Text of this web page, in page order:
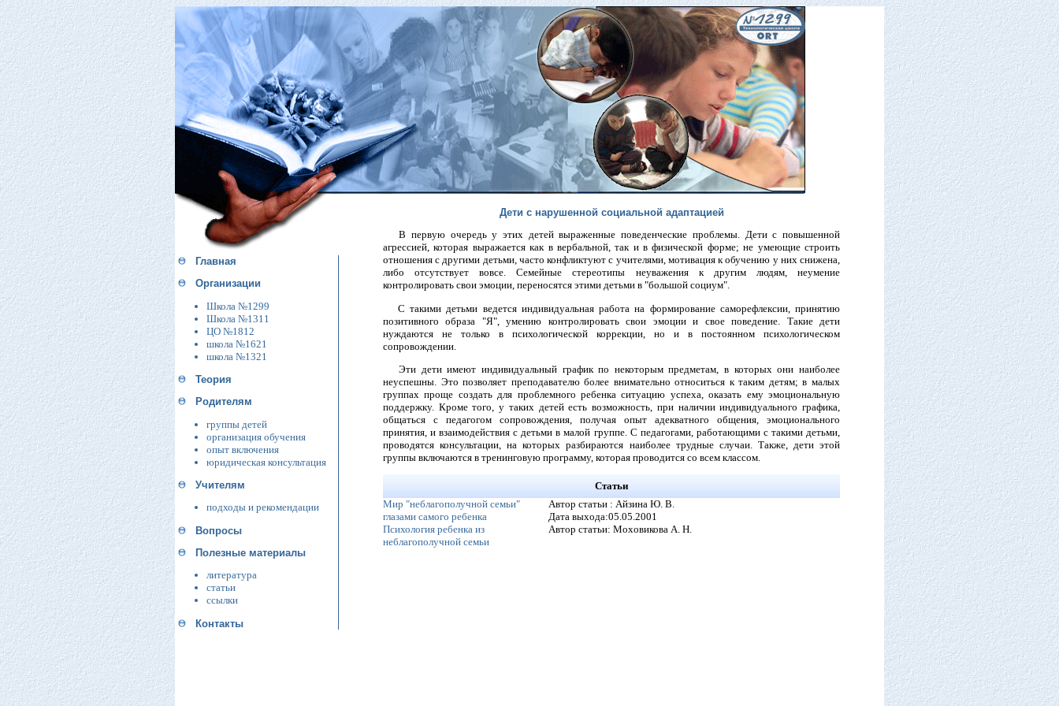
Главная
Организации
Школа №1299
Школа №1311
ЦО №1812
школа №1621
школа №1321
Теория
Родителям
группы детей
организация обучения
опыт включения
юридическая консультация
Учителям
подходы и рекомендации
Вопросы
Полезные материалы
литература
статьи
ссылки
Контакты
Дети с нарушенной социальной адаптацией
В первую очередь у этих детей выраженные поведенческие проблемы. Дети с повышенной
агрессией, которая выражается как в вербальной, так и в физической форме; не умеющие строить
отношения с другими детьми, часто конфликтуют с учителями, мотивация к обучению у них снижена,
либо отсутствует вовсе. Семейные стереотипы неуважения к другим людям, неумение
контролировать свои эмоции, переносятся этими детьми в "большой социум".
С такими детьми ведется индивидуальная работа на формирование саморефлексии, принятию
позитивного образа "Я", умению контролировать свои эмоции и свое поведение. Такие дети
нуждаются не только в психологической коррекции, но и в постоянном психологическом
сопровождении.
Эти дети имеют индивидуальный график по некоторым предметам, в которых они наиболее
неуспешны. Это позволяет преподавателю более внимательно относиться к таким детям; в малых
группах проще создать для проблемного ребенка ситуацию успеха, оказать ему эмоциональную
поддержку. Кроме того, у таких детей есть возможность, при наличии индивидуального графика,
общаться с педагогом сопровождения, получая опыт адекватного общения, эмоционального
принятия, и взаимодействия с детьми в малой группе. С педагогами, работающими с такими детьми,
проводятся консультации, на которых разбираются наиболее трудные случаи. Также, дети этой
группы включаются в тренинговую программу, которая проводится со всем классом.
Статьи
Мир "неблагополучной семьи"
глазами самого ребенка
Автор статьи : Айзина Ю. В.
Дата выхода:05.05.2001
Психология ребенка из
неблагополучной семьи
Автор статьи: Моховикова А. Н.